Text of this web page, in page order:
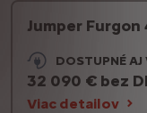
Jumper Furgon
DOSTUPNÉ AJ
32 090 € bez
Viac detailov